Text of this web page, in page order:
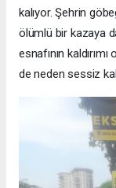
kalıyor. Şehrin
ölümlü bir kazaya
esnafının
de neden sessiz